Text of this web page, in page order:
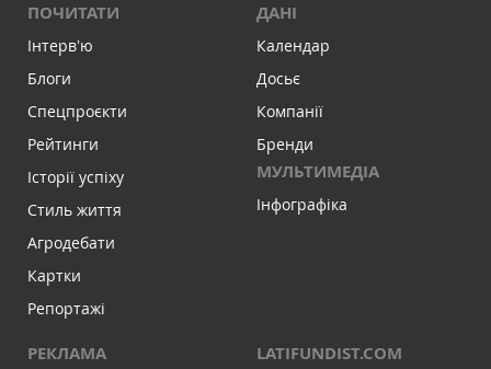
ПОЧИТАТИ
Інтервʼю
Блоги
Спецпроєкти
Рейтинги
Історії успіху
Стиль життя
Агродебати
Картки
Репортажі
ДАНІ
Календар
Досьє
Компанії
Бренди
МУЛЬТИМЕДІА
Інфографіка
РЕКЛАМА LATIFUNDIST.COM